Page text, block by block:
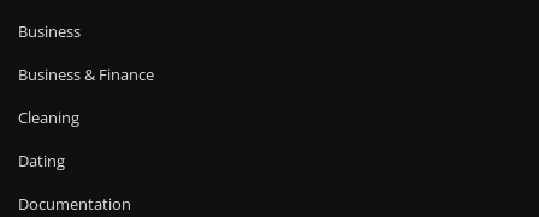
Business
Business & Finance
Cleaning
Dating
Documentation